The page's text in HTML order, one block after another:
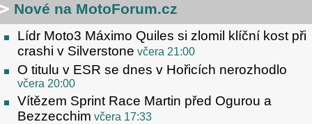
Nové na MotoForum.cz
Lídr Moto3 Máximo Quiles si zlomil klíční kost při
crashi v Silverstone včera 21:00
O titulu v ESR se dnes v Hořicích nerozhodlo
včera 20:00
Vítězem Sprint Race Martin před Ogurou a
Bezzecchim včera 17:33